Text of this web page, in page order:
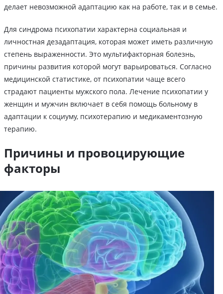
делает невозможной адаптацию как на работе, так и в семье.
Для синдрома психопатии характерна социальная и
личностная дезадаптация, которая может иметь различную
степень выраженности. Это мультифакторная болезнь,
причины развития которой могут варьироваться. Согласно
медицинской статистике, от психопатии чаще всего
страдают пациенты мужского пола. Лечение психопатии у
женщин и мужчин включает в себя помощь больному в
адаптации к социуму, психотерапию и медикаментозную
терапию.
Причины и провоцирующие
факторы